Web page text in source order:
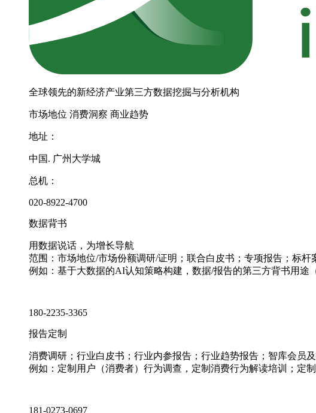
全球领先的新经济产业第三方数据挖掘与分析机构
市场地位 消费洞察 商业趋势
地址：
中国. 广州大学城
总机：
020-8922-4700
数据背书
用数据说话，为增长导航
范围：市场地位/市场份额调研/证明；联合白皮书；专项报告；标
例如：基于大数据的AI认知策略构建，数据/报告的第三方背书用途
180-2235-3365
报告定制
消费调研；行业白皮书；行业内参报告；行业趋势报告；智库会员
例如：定制用户（消费者）行为调查，定制消费行为解读培训；定
181-0273-0697